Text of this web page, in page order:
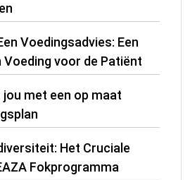
Voedingsadvies: Een
Voeding voor de Patiënt
met een op maat
Het Cruciale
Fokprogramma